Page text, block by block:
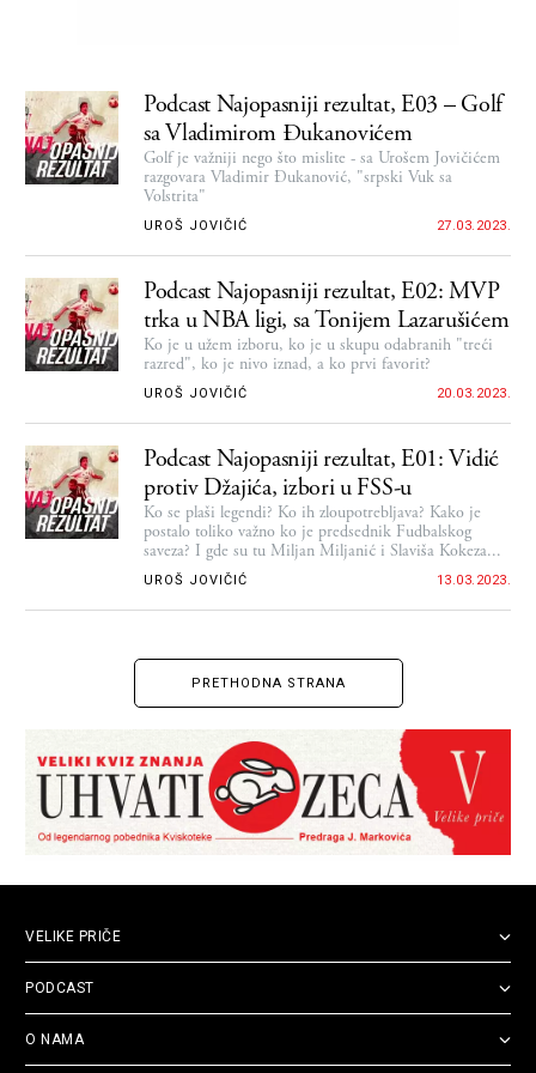
Podcast Najopasniji rezultat, E03 – Golf
sa Vladimirom Đukanovićem
Golf je važniji nego što mislite - sa Urošem Jovičićem
razgovara Vladimir Đukanović, "srpski Vuk sa
Volstrita"
UROŠ JOVIČIĆ 27.03.2023.
Podcast Najopasniji rezultat, E02: MVP
trka u NBA ligi, sa Tonijem Lazarušićem
Ko je u užem izboru, ko je u skupu odabranih "treći
razred", ko je nivo iznad, a ko prvi favorit?
UROŠ JOVIČIĆ 20.03.2023.
Podcast Najopasniji rezultat, E01: Vidić
protiv Džajića, izbori u FSS-u
Ko se plaši legendi? Ko ih zloupotrebljava? Kako je
postalo toliko važno ko je predsednik Fudbalskog
saveza? I gde su tu Miljan Miljanić i Slaviša Kokeza...
UROŠ JOVIČIĆ 13.03.2023.
PRETHODNA STRANA
VELIKE PRIČE
PODCAST
O NAMA